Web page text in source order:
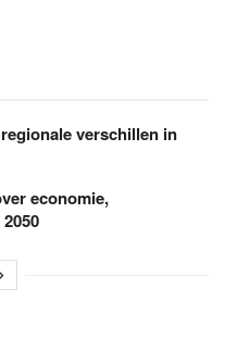
verschillen in
economie,